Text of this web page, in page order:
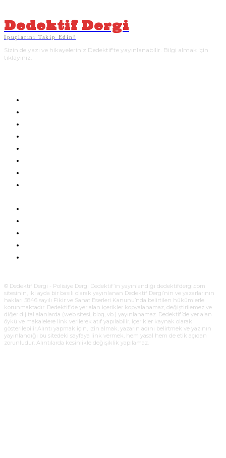
Dedektif Dergi
İpuçlarını Takip Edin!
Sizin de yazı ve hikayeleriniz Dedektif'te yayınlanabilir. Bilgi almak için
tıklayınız.
© Dedektif Dergi - Polisiye Dergi Dedektif’in yayınlandığı dedektifdergi.com
sitesinin, iki ayda bir basılı olarak yayınlanan Dedektif Dergi’nin ve yazarlarının
hakları 5846 sayılı Fikir ve Sanat Eserleri Kanunu’nda belirtilen hükümlerle
korunmaktadır. Dedektif’de yer alan içerikler kopyalanamaz, değiştirilemez ve
diğer dijital alanlarda (web sitesi, blog, vb.) yayınlanamaz. Dedektif’de yer alan
öykü ve makalelere link verilerek atıf yapılabilir, içerikler kaynak olarak
gösterilebilir.Alıntı yapmak için, izin almak, yazarın adını belirtmek ve yazının
yayınlandığı bu sitedeki sayfaya link vermek, hem yasal hem de etik açıdan
zorunludur. Alıntılarda kesinlikle değişiklik yapılamaz.